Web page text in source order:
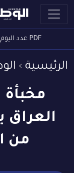
PDF عدد اليوم
الرئيسية
من